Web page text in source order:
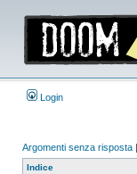
Login
Argomenti senza risposta |
Indice